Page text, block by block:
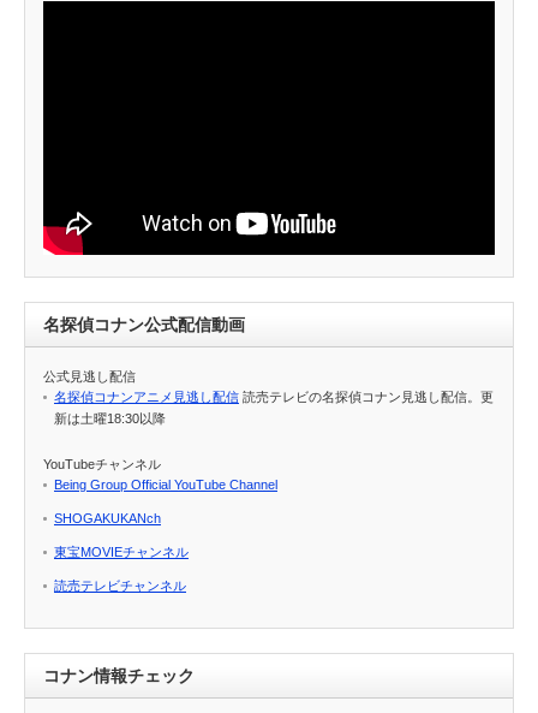
名探偵コナン公式配信動画
公式見逃し配信
名探偵コナンアニメ見逃し配信 読売テレビの名探偵コナン見逃し配信。更
新は土曜18:30以降
YouTubeチャンネル
Being Group Official YouTube Channel
SHOGAKUKANch
東宝MOVIEチャンネル
読売テレビチャンネル
コナン情報チェック